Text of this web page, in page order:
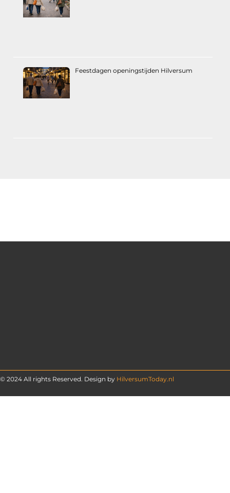
Feestdagen openingstijden Hilversum
© 2024 All rights Reserved. Design by HilversumToday.nl